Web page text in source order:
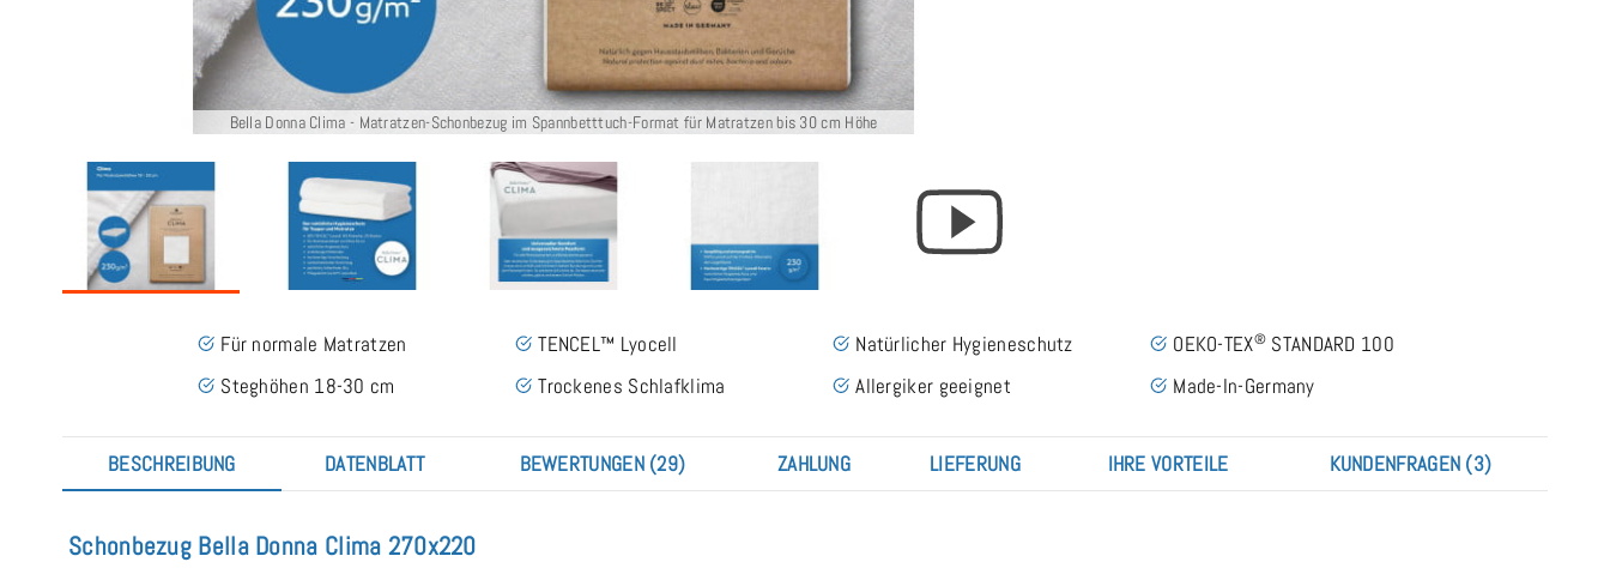
Bella Donna Clima - Matratzen-Schonbezug im Spannbetttuch-Format für Matratzen bis 30 cm Höhe
Für normale Matratzen
Steghöhen 18-30 cm
TENCEL™ Lyocell
Trockenes Schlafklima
Natürlicher Hygieneschutz
Allergiker geeignet
OEKO-TEX® STANDARD 100
Made-In-Germany
BESCHREIBUNG DATENBLATT BEWERTUNGEN (29) ZAHLUNG LIEFERUNG IHRE VORTEILE KUNDENFRAGEN (3)
Schonbezug Bella Donna Clima 270x220